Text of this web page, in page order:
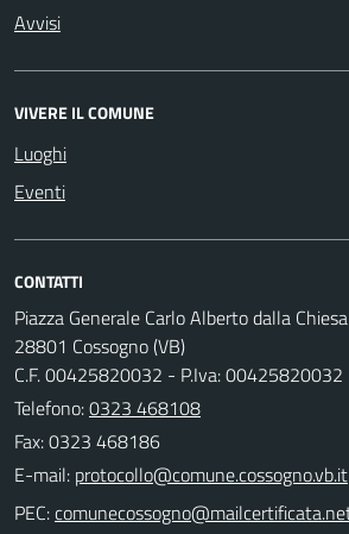
Avvisi
VIVERE IL COMUNE
Luoghi
Eventi
CONTATTI
Piazza Generale Carlo Alberto dalla Chiesa
28801 Cossogno (VB)
C.F. 00425820032 - P.Iva: 00425820032
Telefono:0323 468108
Fax: 0323 468186
E-mail:
PEC: